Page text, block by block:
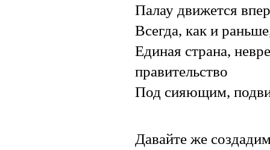
Палау движется
Всегда, как и
Единая страна,
правительство
Под сияющим,
Давайте же